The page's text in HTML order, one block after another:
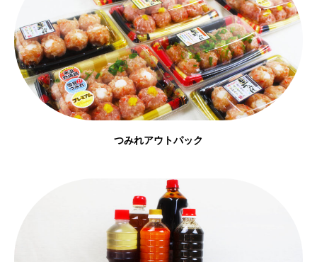
つみれアウトパック